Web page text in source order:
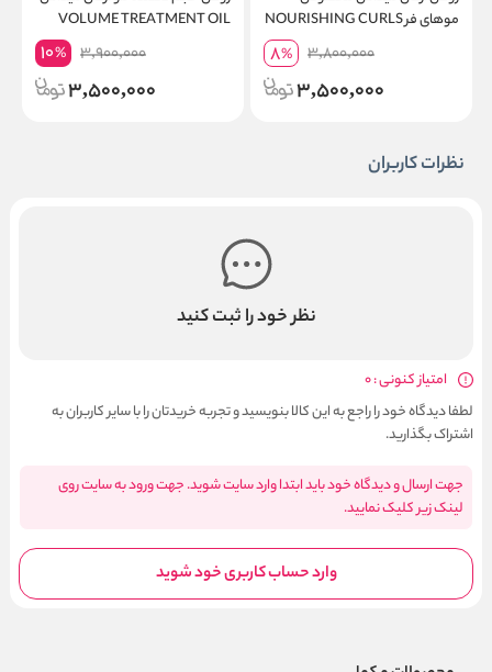
موهای فر NOURISHING CURLS
3,800,000
8%
3,500,000
VOLUME TREATMENT OIL
3,900,000
10%
3,500,000
نظرات کاربران
نظر خود را ثبت کنید
امتیاز کنونی : 0
لطفا دیدگاه خود را راجع به این کالا بنویسید و تجربه خریدتان را با سایر کاربران به
اشتراک بگذارید.
جهت ارسال و دیدگاه خود باید ابتدا وارد سایت شوید. جهت ورود به سایت روی
لینک زیر کلیک نمایید.
وارد حساب کاربری خود شوید